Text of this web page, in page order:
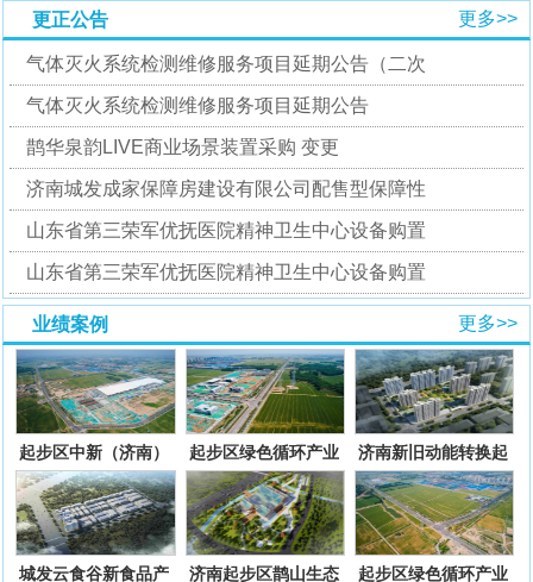
更多>>
更正公告
气体灭火系统检测维修服务项目延期公告（二次
气体灭火系统检测维修服务项目延期公告
鹊华泉韵LIVE商业场景装置采购 变更
济南城发成家保障房建设有限公司配售型保障性
山东省第三荣军优抚医院精神卫生中心设备购置
山东省第三荣军优抚医院精神卫生中心设备购置
更多>>
业绩案例
起步区中新（济南）
绿色智慧产业园配套
基础设
起步区绿色循环产业
园配套基础设施项目
一期二
济南新旧动能转换起
步区孙耿街道好庙
村、大路
城发云食谷新食品产 济南起步区鹊山生态 起步区绿色循环产业